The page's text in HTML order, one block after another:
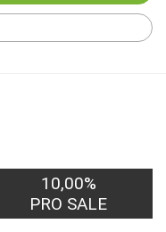
10,00%
PRO SALE